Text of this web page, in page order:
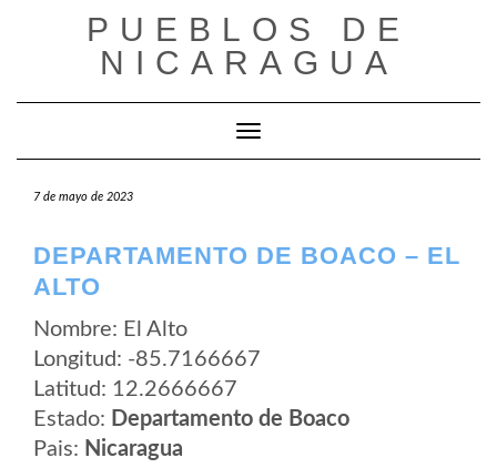
PUEBLOS DE
NICARAGUA
Cambiar modo de navegación
7 de mayo de 2023
DEPARTAMENTO DE BOACO – EL
ALTO
Nombre: El Alto
Longitud: -85.7166667
Latitud: 12.2666667
Estado: Departamento de Boaco
Pais: Nicaragua